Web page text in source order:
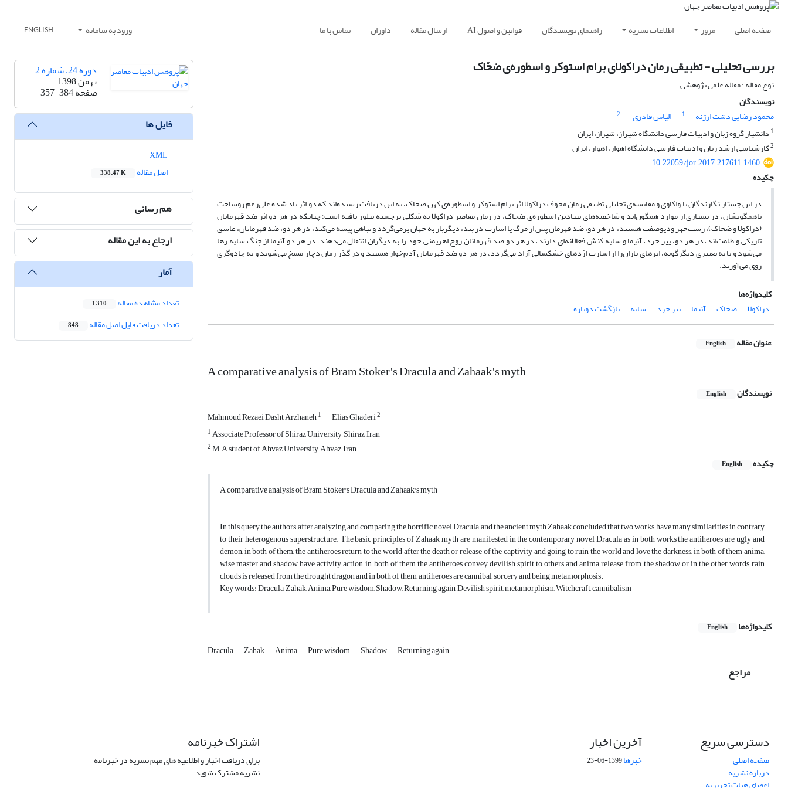
صفحه اصلی مرور اطلاعات نشریه راهنمای نویسندگان قوانین و اصول AI ارسال مقاله داوران تماس با ما ورود به سامانه ENGLISH
بررسی تحلیلی - تطبیقی رمان دراکولای برام استوکر و اسطوره‌ی ضحّاک
نوع مقاله : مقاله علمی پژوهشی
نویسندگان
محمود رضایی دشت ارژنه
1 الیاس قادری
2
1 دانشیار گروه زبان و ادبیات فارسی دانشگاه شیراز، شیراز، ایران
2کارشناسی ارشد زبان و ادبیات فارسی دانشگاه اهواز، اهواز، ایران
10.22059/jor.2017.217611.1460
چکیده
در این جستار نگارندگان با واکاوی و مقایسه‌ی تحلیلی تطبیقی رمان مخوف دراکولا اثر برام استوکر و اسطوره‌ی کهن ضحاک، به این دریافت رسیده‌اند که دو اثر یاد شده علی‌رغم روساخت
ناهمگونشان، در بسیاری از موارد همگون‌اند و شاخصه‌های بنیادین اسطوره‌ی ضحاک، در رمان معاصر دراکولا به شکلی برجسته تبلور یافته است؛ چنانکه در هر دو اثر ضد قهرمانان
(دراکولا و ضحاک)، زشت‌چهر ودیوصفت هستند، در هر دو، ضد قهرمان پس از مرگ یا اسارت در بند، دیگربار به جهان برمی‌گردد و تباهی پیشه می‌کند، در هر دو، ضد قهرمانان، عاشق
تاریکی‌ و ظلمت‌اند، در هر دو، پیر خرد، آنیما و سایه کنش فعالانه‌ای دارند، در هر دو ضد قهرمانان روح اهریمنی خود را به دیگران انتقال می‌دهند، در هر دو آنیما از چنگ سایه رها
می‌شود و یا به تعبیری دیگرگونه، ابرهای باران‌زا از اسارت اژدهای خشکسالی آزاد می‌گردد، در هر دو ضد قهرمانان آدم‌خوار هستند و در گذر زمان دچار مسخ می‌شوند و به جادوگری
روی می‌آورند.
کلیدواژه‌ها
دراکولا
ضحاک آنیما پیر خرد سایه بازگشت دوباره
عنوان مقاله English
A comparative analysis of Bram Stoker's Dracula and Zahaak's myth
نویسندگان English
Mahmoud Rezaei Dasht Arzhaneh1 Elias Ghaderi2
1Associate Professor of Shiraz University, Shiraz, Iran
2M.A student of Ahvaz University, Ahvaz, Iran
چکیده
English
A comparative analysis of Bram Stoker's Dracula and Zahaak's myth
In this query the authors after analyzing and comparing the horrific novel Dracula and the ancient myth Zahaak concluded that two works have many similarities in contrary
to their heterogenous superstructure. The basic principles of Zahaak myth are manifested in the contemporary novel Dracula as in both works the antiheroes are ugly and
demon, in both of them, the antiheroes return to the world after the death or release of the captivity and going to ruin the world and love the darkness, in both of them anima,
wise master and shadow have activity action, in both of them the antiheroes convey devilish spirit to others and anima release from the shadow or in the other words, rain
clouds is released from the drought dragon and in both of them, antiheroes are cannibal, sorcery and being metamorphosis.
Key words: Dracula, Zahak, Anima, Pure wisdom, Shadow, Returning again, Devilish spirit, metamorphism, Witchcraft, cannibalism
کلیدواژه‌ها English
Dracula Zahak Anima Pure wisdom Shadow Returning again
مراجع
دوره 24، شماره 2
بهمن 1398
صفحه357-384
فایل ها
اصل مقاله
338.47 K
هم رسانی
ارجاع به این مقاله
آمار
تعداد مشاهده مقاله 1,310
تعداد دریافت فایل اصل مقاله 848
دسترسی سریع
صفحه اصلی
درباره نشریه
آخرین اخبار
خبرها1399-06-23
اشتراک خبرنامه
برای دریافت اخبار و اطلاعیه های مهم نشریه در خبرنامه
نشریه مشترک شوید.